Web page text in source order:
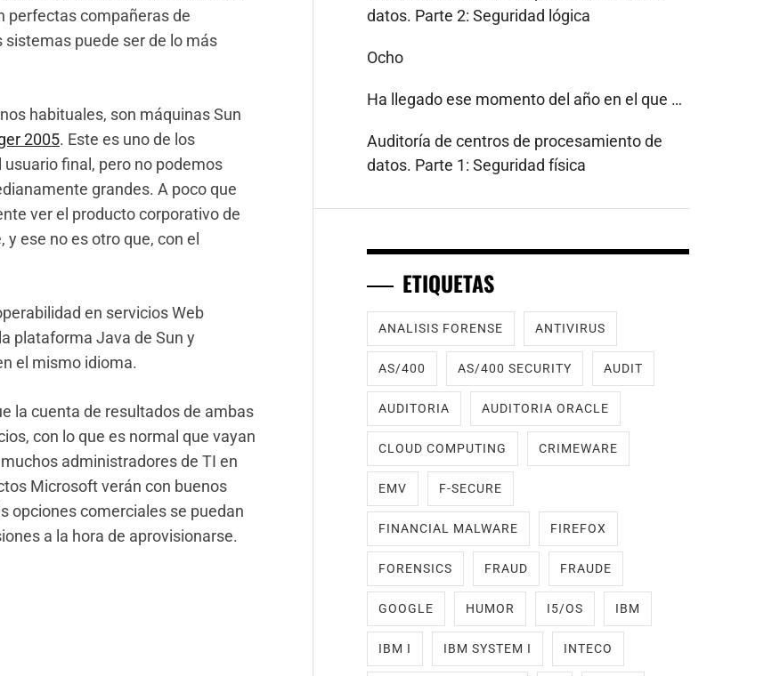
perfectas compañeras de
puede ser de lo más
habituales, son máquinas Sun
2005. Este es uno de los
final, pero no podemos
grandes. A poco que
ver el producto corporativo de
ese no es otro que, con el
en servicios Web
plataforma Java de Sun y
el mismo idioma.
la cuenta de resultados de ambas
con lo que es normal que vayan
administradores de TI en
Microsoft verán con buenos
opciones comerciales se puedan
a la hora de aprovisionarse.
datos. Parte 2: Seguridad lógica
Ocho
Ha llegado ese momento del año en el que …
Auditoría de centros de procesamiento de
datos. Parte 1: Seguridad física
ETIQUETAS
ANALISIS FORENSE ANTIVIRUS
AS/400 AS/400 SECURITY AUDIT
AUDITORIA AUDITORIA ORACLE
CLOUD COMPUTING CRIMEWARE
EMV F-SECURE
FINANCIAL MALWARE FIREFOX
FORENSICS FRAUD FRAUDE
GOOGLE HUMOR I5/OS IBM
IBM I IBM SYSTEM I INTECO